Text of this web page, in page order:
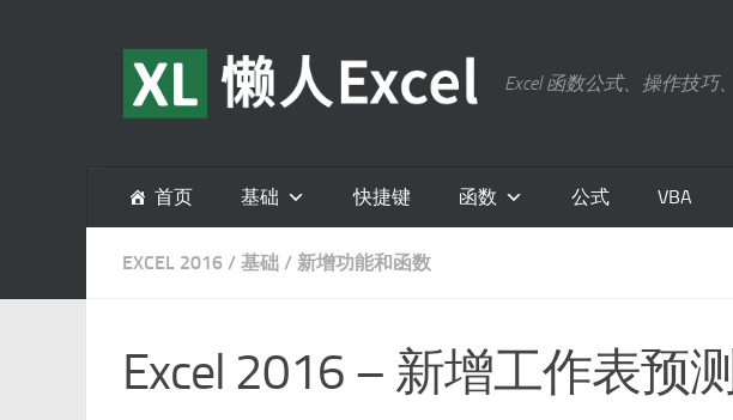
Excel 函数公式、操作技巧
首页 基础 快捷键 函数 公式 VBA
EXCEL 2016 / 基础 / 新增功能和函数
Excel 2016 – 新增工作表预测